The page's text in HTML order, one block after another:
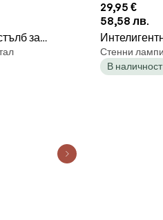
за
сива 80 см с
29,95 €
58,58 лв.
изработена
GU10 -
Стенни
В наличност